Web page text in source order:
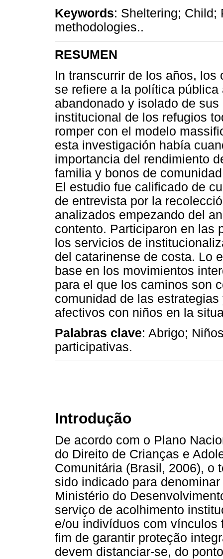
Keywords: Sheltering; Child;
methodologies..
RESUMEN
In transcurrir de los años,
se refiere a la política
abandonado y isolado de
institucional de los refugios
romper con el modelo
esta investigación había
importancia del rendimiento
familia y bonos de
El estudio fue calificado de
de entrevista por la
analizados empezando del
contento. Participaron en las
los servicios de
del catarinense de costa. Lo
base en los movimientos
para el que los caminos son
comunidad de las
afectivos con niños en la
Palabras clave: Abrigo;
participativas.
Introdução
De acordo com o Plano
do Direito de Crianças e
Comunitária (Brasil, 2006), o
sido indicado para
Ministério do
serviço de acolhimento
e/ou indivíduos com vínculos
fim de garantir proteção
devem distanciar-se, do